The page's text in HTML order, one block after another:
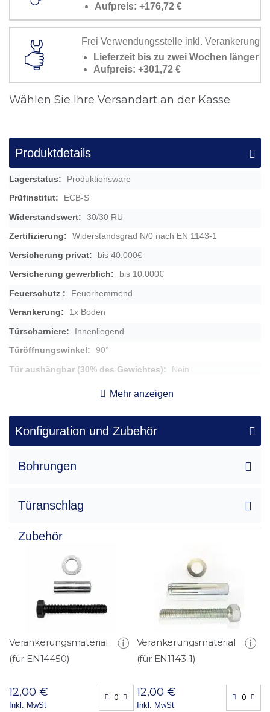
Aufpreis: +176,72 €
Frei Verwendungsstelle inkl. Verankerung
Lieferzeit bis zu zwei Wochen länger
Aufpreis: +301,72 €
Wählen Sie Ihre Versandart an der Kasse.
Produktdetails
Mehr
Informationen
Produktionsware
ECB-S
30/30 RU
Widerstandsgrad N/0 nach EN 1143-1
bis 40.000€
bis 10.000€
Feuerhemmend
1x Boden
Innenliegend
90°
Nein
9,5cm
Klappgriff aus Kunststoff, 1,2 cm vorstehend
270,00 kg
13
Zahlenschloss mit Notschlüssel
Mehr anzeigen
Konfiguration und Zubehör
Bohrungen
Türanschlag
Zubehör
Verankerungsmaterial
(für EN14450)
12,00 €
Inkl. MwSt
Verankerungsmaterial
(für EN1143-1)
12,00 €
Inkl. MwSt